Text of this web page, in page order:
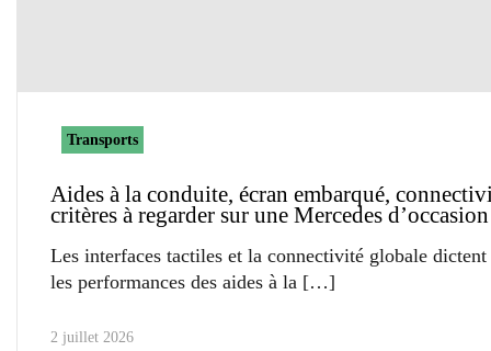
Transports
Aides à la conduite, écran embarqué,
critères à regarder sur une Mercedes d’occasion
Les interfaces tactiles et la connectivité globale dictent
les performances des aides à la
2 juillet 2026